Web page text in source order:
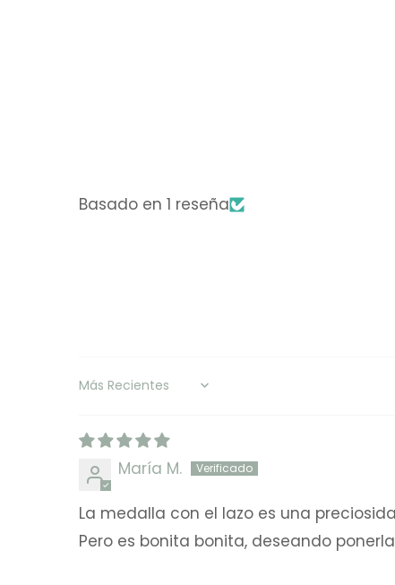
Basado en 1 reseña
Sort by
María M.
La medalla con el lazo es una
Pero es bonita bonita, deseando